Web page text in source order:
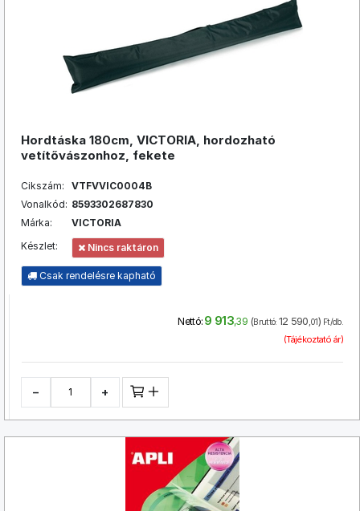
Hordtáska 180cm, VICTORIA, hordozható
vetítővászonhoz, fekete
Cikszám:
VTFVVIC0004B
Vonalkód: 8593302687830
Márka:
VICTORIA
Készlet:
Nincs raktáron
Csak rendelésre kapható
Nettó: 9 913,39 (Bruttó: 12 590,01) Ft/db.
(Tájékoztató ár)
− +